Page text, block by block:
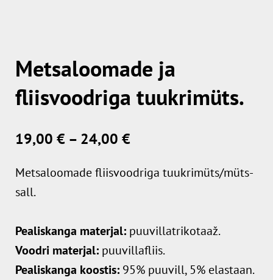
Metsaloomade ja
fliisvoodriga tuukrimüts.
19,00 € – 24,00 €
Metsaloomade fliisvoodriga tuukrimüts/müts-
sall.
Pealiskanga materjal: puuvillatrikotaaž.
Voodri materjal: puuvillafliis.
Pealiskanga koostis: 95% puuvill, 5% elastaan.